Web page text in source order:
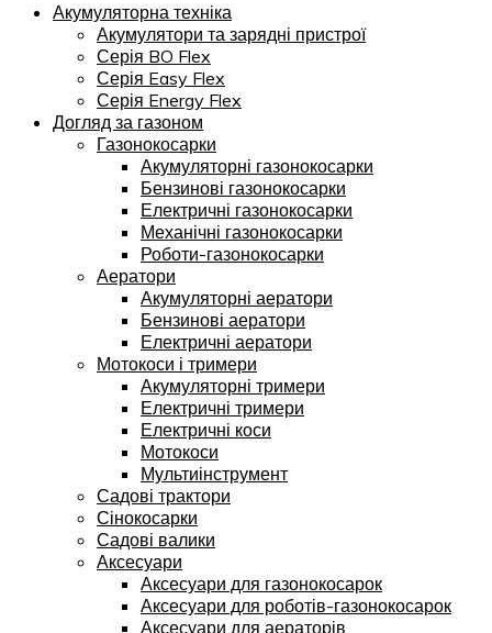
Акумуляторна техніка
Акумулятори та зарядні пристрої
Серія BO Flex
Серія Easy Flex
Серія Energy Flex
Догляд за газоном
Газонокосарки
Акумуляторні газонокосарки
Бензинові газонокосарки
Електричні газонокосарки
Механічні газонокосарки
Роботи-газонокосарки
Аератори
Акумуляторні аератори
Бензинові аератори
Електричні аератори
Мотокоси і тримери
Акумуляторні тримери
Електричні тримери
Електричні коси
Мотокоси
Мультиінструмент
Садові трактори
Сінокосарки
Садові валики
Аксесуари
Аксесуари для газонокосарок
Аксесуари для роботів-газонокосарок
Аксесуари для аераторів